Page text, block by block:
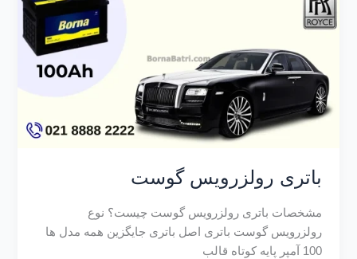
باتری رولزرویس گوست
مشخصات باتری رولزرویس گوست چیست؟ نوع
رولزرویس گوست باتری اصل باتری جایگزین همه مدل ها
100 آمپر پایه کوتاه قالب